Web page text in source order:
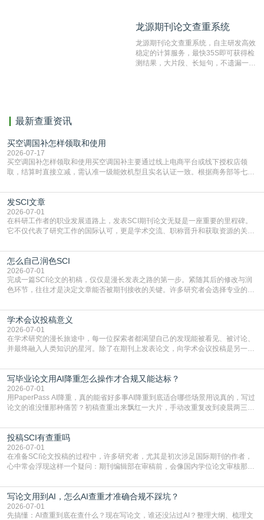
编辑部检测来稿和已发表的文献,检测
测时注意填写第一作者,才能排除已发
表文献复制比。（限制字符数1万）
龙源期刊论文查重系统
龙源期刊论文查重系统，自主研发高效
稳定的计算服务，最快35S即可获得检
测结果，大片段、长短句，不遗漏一处
最新查重资讯
买空调国补怎样领取和使用
2026-07-17
买空调国补怎样领取和使用买空调国补主要通过线上电商平台或线下授权店领
取，结算时直接立减‌，需认准一级能效机型且实名认证一致。根据商务部等七部
能领到补贴首选‌京东APP‌搜索专属口令(如【家电补贴1637】、【国补立省
4949】等，口令会随活动更新，以页面显示为准)进入补贴专场。淘宝/天猫也可
复制粘贴【8$FKFGgJq
发SCI文章
2026-07-01
在科研工作者的职业发展道路上，发表SCI期刊论文无疑是一座重要的里程碑。
它不仅代表了研究工作的国际认可，更是学术交流、职称晋升和获取资源的关键
战与困惑。从选题立意到投稿回应，每一步都需要精心的策略与扎实的工作。本
篇AEIC学术交流中心小编就为大家介绍“发SCI文章”。一、精准定位是成功的第
一步发表SCI文章，首要解决的问题是“投
怎么自己润色SCI
2026-07-01
完成一篇SCI论文的初稿，仅仅是漫长发表之路的第一步。紧随其后的修改与润
色环节，往往才是决定文章能否被期刊接收的关键。许多研究者会选择专业的语
质量，更能在此过程中深化对学术写作的理解。如何系统、高效地打磨自己的论
文，使其在语言和学术表达上更符合国际期刊的要求，是每位研究者值得投入学
习的技能。本篇AEIC学术交流中心小编就为大家介
学术会议投稿意义
2026-07-01
在学术研究的漫长旅途中，每一位探索者都渴望自己的发现能被看见、被讨论、
并最终融入人类知识的星河。除了在期刊上发表论文，向学术会议投稿是另一个
广阔学术天地的大门，连接着个体研究与社会网络。本篇AEIC学术交流中心小编
就为大家介绍“学术会议投稿意义”。一、加速研究成果的传播与反馈学术会议通
常具有周期短、时效性强的特点。相比期刊漫长的
写毕业论文用AI降重怎么操作才合规又能达标？
2026-07-01
用PaperPass AI降重，真的能省好多事AI降重到底适合哪些场景用说真的，写过
论文的谁没懂那种痛苦？初稿查重出来飘红一大片，手动改重复改到凌晨两三
到秃头。这时候靠谱的AI降重真的就是救命稻草，选对工具，半天就能搞定你两
三天都做不完的事。不是所有人都需要用AI降重，但如果你符合下面这些场景，
真的可以试试：初稿写完重复率远超要
投稿SCI有查重吗
2026-07-01
在准备SCI论文投稿的过程中，许多研究者，尤其是初次涉足国际期刊的作者，
心中常会浮现这样一个疑问：期刊编辑部在审稿前，会像国内学位论文审核那
论文的初审通过率。实际上，SCI期刊对重复内容的审查是严谨投稿流程中不可
或缺的一环。本篇AEIC学术交流中心小编就为大家介绍“投稿SCI有查重吗”。
一、查重是标准流程答案是明确的：绝大多数S
写论文用到AI，怎么AI查重才准确合规不踩坑？
2026-07-01
先搞懂：AI查重到底在查什么？现在写论文，谁还没沾过AI？整理大纲、梳理文